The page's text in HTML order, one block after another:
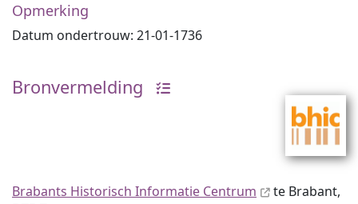
Opmerking
Datum ondertrouw: 21-01-1736
Bronvermelding
Brabants Historisch Informatie Centrum
te Brabant,